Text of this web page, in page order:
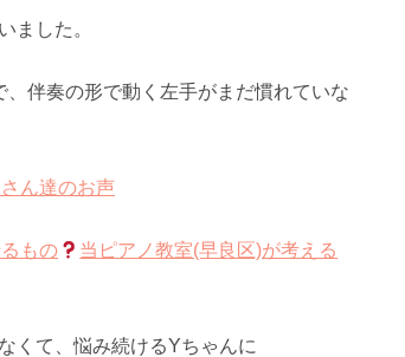
ました。
伴奏の形で動く左手がまだ慣れていな
ん達のお声
もの
当ピアノ教室(早良区)が考える
くて、悩み続けるYちゃんに